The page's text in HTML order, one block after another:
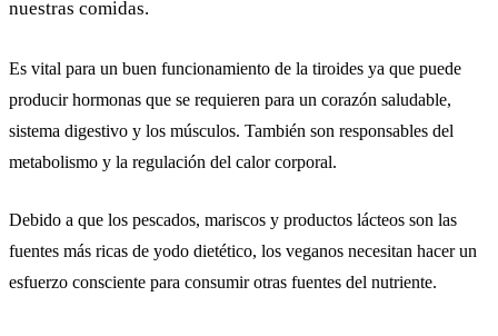
nuestras comidas.
Es vital para un buen funcionamiento de la tiroides ya que puede
producir hormonas que se requieren para un corazón saludable,
sistema digestivo y los músculos. También son responsables del
metabolismo y la regulación del calor corporal.
Debido a que los pescados, mariscos y productos lácteos son las
fuentes más ricas de yodo dietético, los veganos necesitan hacer un
esfuerzo consciente para consumir otras fuentes del nutriente.